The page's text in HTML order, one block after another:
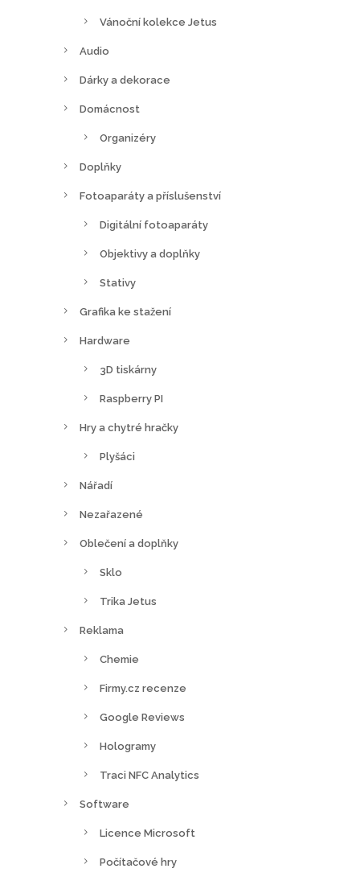
Vánoční kolekce Jetus
Audio
Dárky a dekorace
Domácnost
Organizéry
Doplňky
Fotoaparáty a příslušenství
Digitální fotoaparáty
Objektivy a doplňky
Stativy
Grafika ke stažení
Hardware
3D tiskárny
Raspberry PI
Hry a chytré hračky
Plyšáci
Nářadí
Nezařazené
Oblečení a doplňky
Sklo
Trika Jetus
Reklama
Chemie
Firmy.cz recenze
Google Reviews
Hologramy
Traci NFC Analytics
Software
Licence Microsoft
Počítačové hry